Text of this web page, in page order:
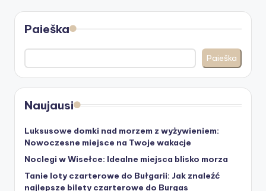
Paieška
Paieška
Naujausi
Luksusowe domki nad morzem z wyżywieniem:
Nowoczesne miejsce na Twoje wakacje
Noclegi w Wisełce: Idealne miejsca blisko morza
Tanie loty czarterowe do Bułgarii: Jak znaleźć
najlepsze bilety czarterowe do Burgas